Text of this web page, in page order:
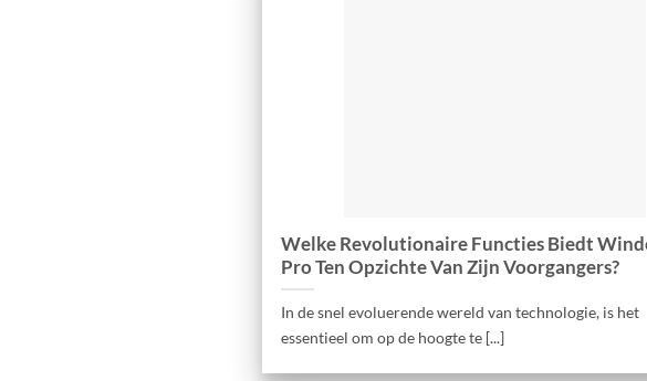
Welke Revolutionaire Functies Biedt
Pro Ten Opzichte Van Zijn Voorgangers?
In de snel evoluerende wereld van technologie, is het
essentieel om op de hoogte te [...]